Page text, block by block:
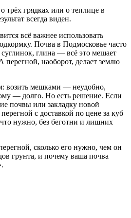
трёх грядках или о теплице в
всегда виден.
всё важнее использовать
Почва в Подмосковье часто
суглинок, глина — всё это мешает
перегной, наоборот, делает землю
возить мешками — неудобно,
— долго. Но есть решение. Если
почвы или закладку новой
с доставкой по цене за куб
нужно, без беготни и лишних
сколько его нужно, чем он
грунта, и почему ваша почва